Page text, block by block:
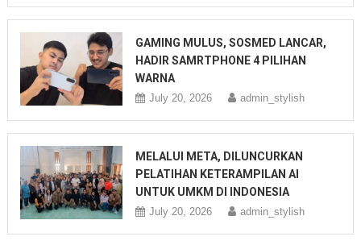
GAMING MULUS, SOSMED LANCAR,
HADIR SAMRTPHONE 4 PILIHAN
WARNA
July 20, 2026 admin_stylish
MELALUI META, DILUNCURKAN
PELATIHAN KETERAMPILAN AI
UNTUK UMKM DI INDONESIA
July 20, 2026 admin_stylish